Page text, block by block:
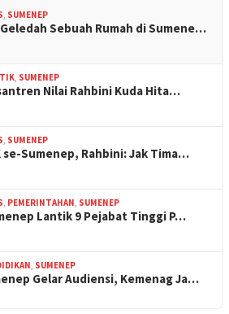
SUMENEP
Sebuah Rumah di Sumene…
SUMENEP
Nilai Rahbini Kuda Hita…
SUMENEP
se-Sumenep, Rahbini: Jak Tima…
PEMERINTAHAN SUMENEP
Lantik 9 Pejabat Tinggi P…
SUMENEP
Gelar Audiensi, Kemenag Ja…